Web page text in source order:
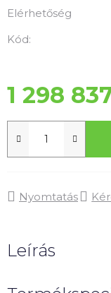
értékelése
5-
csillag.
Elérhetőség
Kód:
1 298
Nyomtatás
Leírás